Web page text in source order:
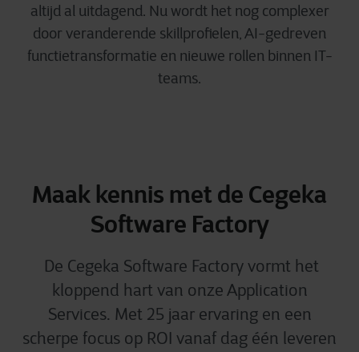
altijd al uitdagend. Nu wordt het nog complexer
door veranderende skillprofielen, AI-gedreven
functietransformatie en nieuwe rollen binnen IT-
teams.
Maak kennis met de Cegeka
Software Factory
De Cegeka Software Factory vormt het
kloppend hart van onze Application
Services. Met 25 jaar ervaring en een
scherpe focus op ROI vanaf dag één leveren